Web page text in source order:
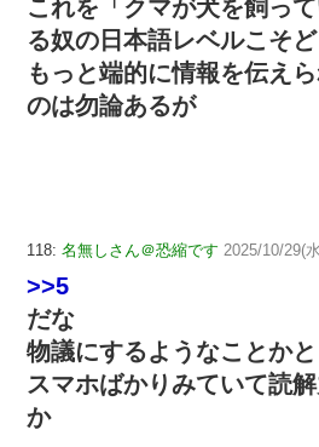
これを「クマが犬を飼っ
る奴の日本語レベルこそ
もっと端的に情報を伝え
のは勿論あるが
118: 名無しさん＠恐縮です 2025/10/29(
>>5
だな
物議にするようなことかと
スマホばかりみていて読
か